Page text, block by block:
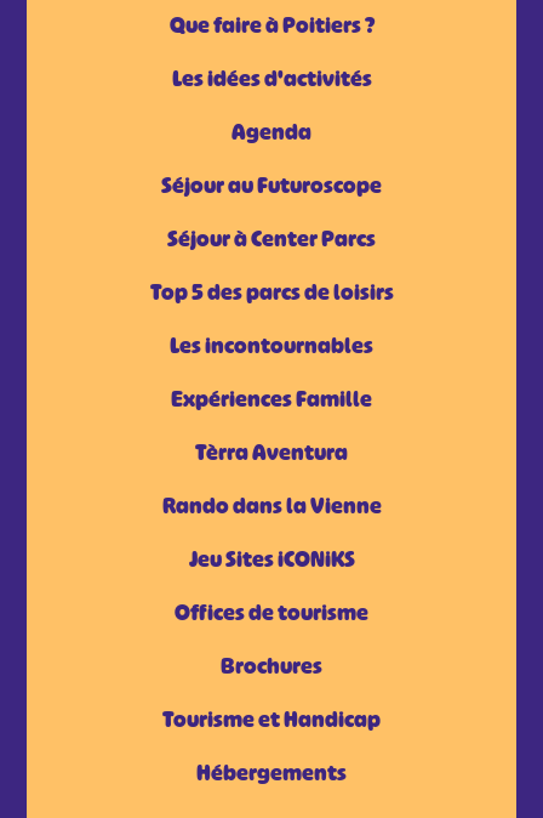
Que faire à Poitiers ?
Les idées d'activités
Agenda
Séjour au Futuroscope
Séjour à Center Parcs
Top 5 des parcs de loisirs
Les incontournables
Expériences Famille
Tèrra Aventura
Rando dans la Vienne
Jeu Sites iCONiKS
Offices de tourisme
Brochures
Tourisme et Handicap
Hébergements